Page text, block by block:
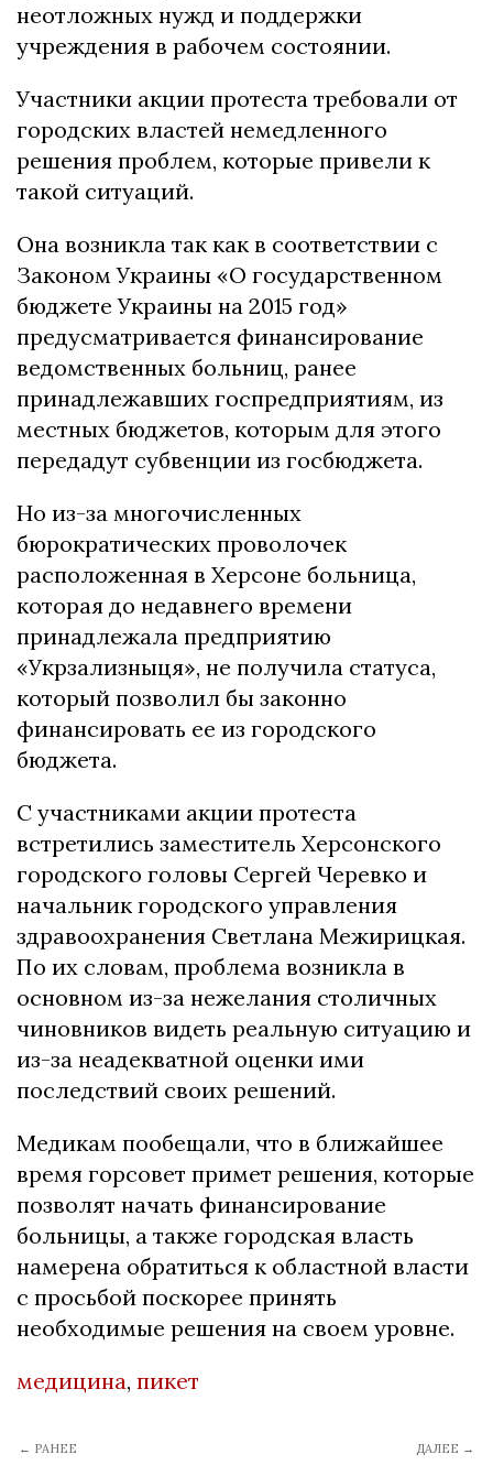
неотложных нужд и поддержки
учреждения в рабочем состоянии.
Участники акции протеста требовали от
городских властей немедленного
решения проблем, которые привели к
такой ситуаций.
Она возникла так как в соответствии с
Законом Украины «О государственном
бюджете Украины на 2015 год»
предусматривается финансирование
ведомственных больниц, ранее
принадлежавших госпредприятиям, из
местных бюджетов, которым для этого
передадут субвенции из госбюджета.
Но из-за многочисленных
бюрократических проволочек
расположенная в Херсоне больница,
которая до недавнего времени
принадлежала предприятию
«Укрзализныця», не получила статуса,
который позволил бы законно
финансировать ее из городского
бюджета.
С участниками акции протеста
встретились заместитель Херсонского
городского головы Сергей Черевко и
начальник городского управления
здравоохранения Светлана Межирицкая.
По их словам, проблема возникла в
основном из-за нежелания столичных
чиновников видеть реальную ситуацию и
из-за неадекватной оценки ими
последствий своих решений.
Медикам пообещали, что в ближайшее
время горсовет примет решения, которые
позволят начать финансирование
больницы, а также городская власть
намерена обратиться к областной власти
с просьбой поскорее принять
необходимые решения на своем уровне.
медицина, пикет
← РАНЕЕ ДАЛЕЕ →